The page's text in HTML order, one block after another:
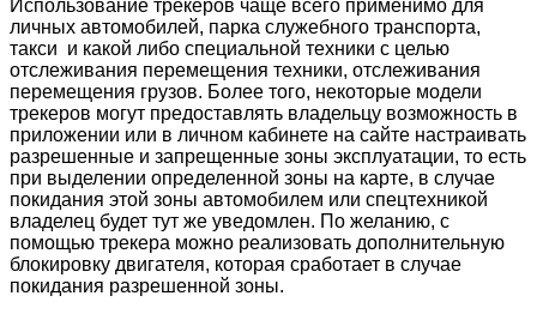
Использование трекеров чаще всего применимо для
личных автомобилей, парка служебного транспорта,
такси и какой либо специальной техники с целью
отслеживания перемещения техники, отслеживания
перемещения грузов. Более того, некоторые модели
трекеров могут предоставлять владельцу возможность в
приложении или в личном кабинете на сайте настраивать
разрешенные и запрещенные зоны эксплуатации, то есть
при выделении определенной зоны на карте, в случае
покидания этой зоны автомобилем или спецтехникой
владелец будет тут же уведомлен. По желанию, с
помощью трекера можно реализовать дополнительную
блокировку двигателя, которая сработает в случае
покидания разрешенной зоны.